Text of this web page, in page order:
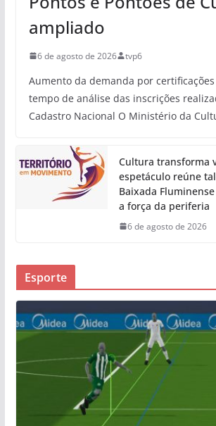
ampliado
6 de agosto de 2026 tvp6
Aumento da demanda por
tempo de análise das inscrições
Cadastro Nacional O Ministério da
Cultura transforma
espetáculo reúne
Baixada
a força da periferia
6 de agosto de 2026
Esporte